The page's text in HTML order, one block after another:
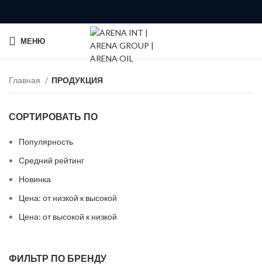
МЕНЮ
Главная ПРОДУКЦИЯ
СОРТИРОВАТЬ ПО
Популярность
Средний рейтинг
Новинка
Цена: от низкой к высокой
Цена: от высокой к низкой
ФИЛЬТР ПО БРЕНДУ